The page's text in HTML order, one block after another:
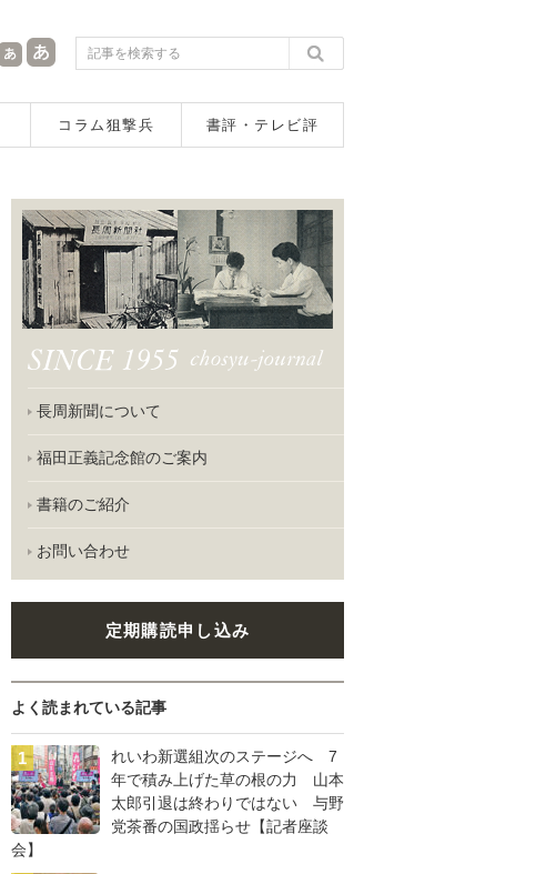
コラム狙撃兵 書評・テレビ評
長周新聞について
福田正義記念館のご案内
書籍のご紹介
お問い合わせ
定期購読申し込み
よく読まれている記事
れいわ新選組次のステージへ 7
年で積み上げた草の根の力 山本
太郎引退は終わりではない 与野
党茶番の国政揺らせ【記者座談
会】